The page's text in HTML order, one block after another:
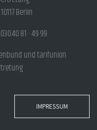
Berlin
81 - 49 99
und tarifunion
IMPRESSUM